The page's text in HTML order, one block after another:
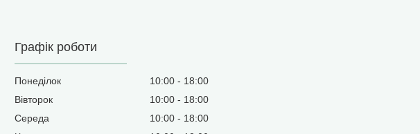
Графік роботи
Понеділок 10:00
18:00
Вівторок
10:00
18:00
Середа
10:00
18:00